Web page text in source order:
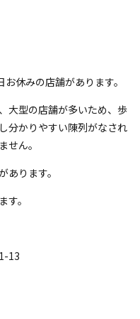
休みの店舗があります。
大型の店舗が多いため、歩
分かりやすい陳列がなされ
せん。
ります。
。
13